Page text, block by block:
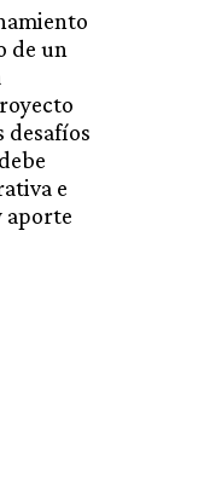
de un
desafíos
e
aporte